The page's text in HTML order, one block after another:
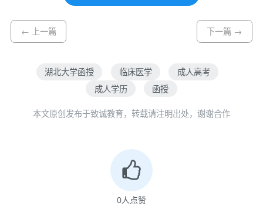
模拟考试中心，配备有各种临床实训教学设
备、模型和诊断数字化仿真模拟系统等，能
菌术、模拟手术、检体诊断等实训项目。
华明致诚教育宋老师
考
← 上一篇 下一篇 →
湖北大学函授 临床医学
成人高考
成人学历
函授
本文原创发布于致诚教育，转载请注明出处，谢谢合作
0人点赞